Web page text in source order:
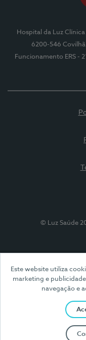
Este website utiliza
marketing e
navegação e
Hospital da Luz
6200-546 Covilhã
Funcionamento ERS -
© Luz Saúde